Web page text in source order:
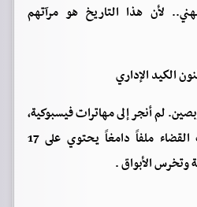
لأن هذا التاريخ هو مرآتهم
لم أنجر إلى مهاترات فيسبوكية،
بل حزمت حقيبتي وأودعت القضاء ملفاً دامغاً يحتوي على 17
وتخرس الأبواق .